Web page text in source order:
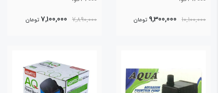
9,300,000 تومان 7,890,000
7,100,000 تومان